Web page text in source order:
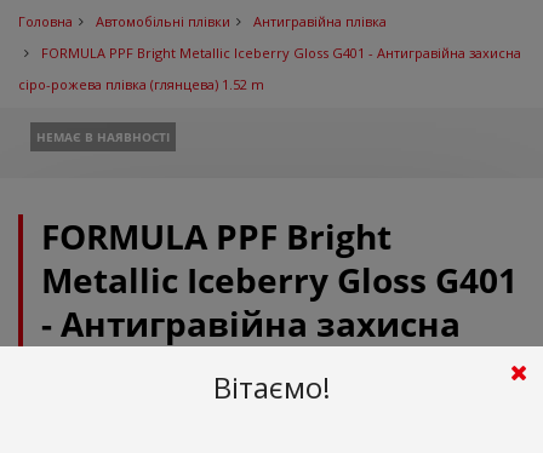
Головна Автомобільні плівки
Антигравійна плівка
FORMULA PPF Bright Metallic Iceberry Gloss G401 - Антигравійна захисна
сіро-рожева плівка (глянцева) 1.52 m
НЕМАЄ В НАЯВНОСТІ
FORMULA PPF Bright
Metallic Iceberry Gloss G401
- Антигравійна захисна
сіро-рожева плівка
(глянцева) 1.52 m
Вітаємо!